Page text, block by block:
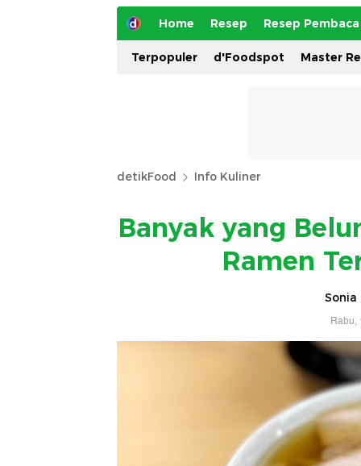
Home Resep Resep Pembaca
Terpopuler d'Foodspot Master
detikFood Info Kuliner
Banyak yang
Ramen
Sonia
Rabu,